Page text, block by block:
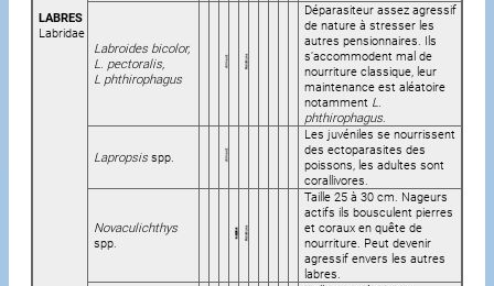
LABRES
Labridae
Labroides bicolor,
L. pectoralis,
L phthirophagus
Déparasiteur assez agressif
de nature à stresser les
autres pensionnaires. Ils
s’accommodent mal de
nourriture classique, leur
maintenance est aléatoire
notamment L.
phthirophagus.
Lapropsisspp.
Les juvéniles se nourrissent
des ectoparasites des
poissons, les adultes sont
corallivores.
Novaculichthys
spp.
Taille 25 à 30 cm. Nageurs
actifs ils bousculent pierres
et coraux en quête de
nourriture. Peut devenir
agressif envers les autres
labres.